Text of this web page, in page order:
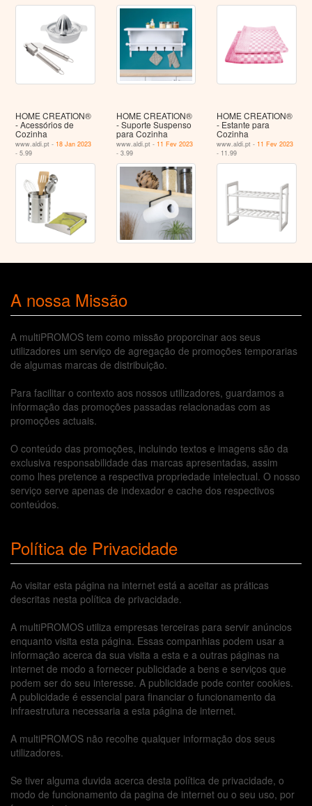
HOME CREATION®
- Acessórios de
Cozinha
www.aldi.pt - 18 Jan 2023
- 5.99
HOME CREATION®
- Suporte Suspenso
para Cozinha
www.aldi.pt - 11 Fev 2023
- 3.99
HOME CREATION®
- Estante para
Cozinha
www.aldi.pt - 11 Fev 2023
- 11.99
A nossa Missão
A multiPROMOS tem como missão proporcinar aos seus
utilizadores um serviço de agregação de promoções temporarias
de algumas marcas de distribuição.
Para facilitar o contexto aos nossos utilizadores, guardamos a
informação das promoções passadas relacionadas com as
promoções actuais.
O conteúdo das promoções, incluindo textos e imagens são da
exclusiva responsabilidade das marcas apresentadas, assim
como lhes pretence a respectiva propriedade intelectual. O nosso
serviço serve apenas de indexador e cache dos respectivos
conteúdos.
Política de Privacidade
Ao visitar esta página na internet está a aceitar as práticas
descritas nesta política de privacidade.
A multiPROMOS utiliza empresas terceiras para servir anúncios
enquanto visita esta página. Essas companhias podem usar a
informação acerca da sua visita a esta e a outras páginas na
internet de modo a fornecer publicidade a bens e serviços que
podem ser do seu interesse. A publicidade pode conter cookies.
A publicidade é essencial para financiar o funcionamento da
infraestrutura necessaria a esta página de internet.
A multiPROMOS não recolhe qualquer informação dos seus
utilizadores.
Se tiver alguma duvida acerca desta política de privacidade, o
modo de funcionamento da pagina de internet ou o seu uso, por